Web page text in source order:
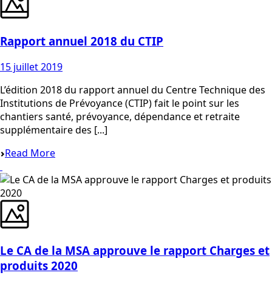
Rapport annuel 2018 du CTIP
15 juillet 2019
L’édition 2018 du rapport annuel du Centre Technique des
Institutions de Prévoyance (CTIP) fait le point sur les
chantiers santé, prévoyance, dépendance et retraite
supplémentaire des [...]
Read More
Le CA de la MSA approuve le rapport Charges et
produits 2020